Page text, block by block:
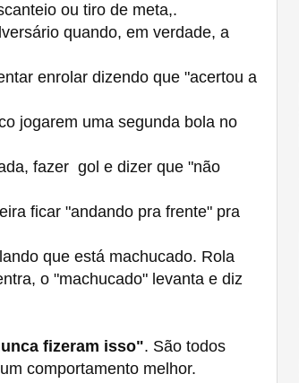
ou tiro de meta,.
quando, em verdade, a
enrolar dizendo que "acertou a
jogarem uma segunda bola no
fazer gol e dizer que "não
ficar "andando pra frente" pra
que está machucado. Rola
o "machucado" levanta e diz
fizeram isso". São todos
comportamento melhor.